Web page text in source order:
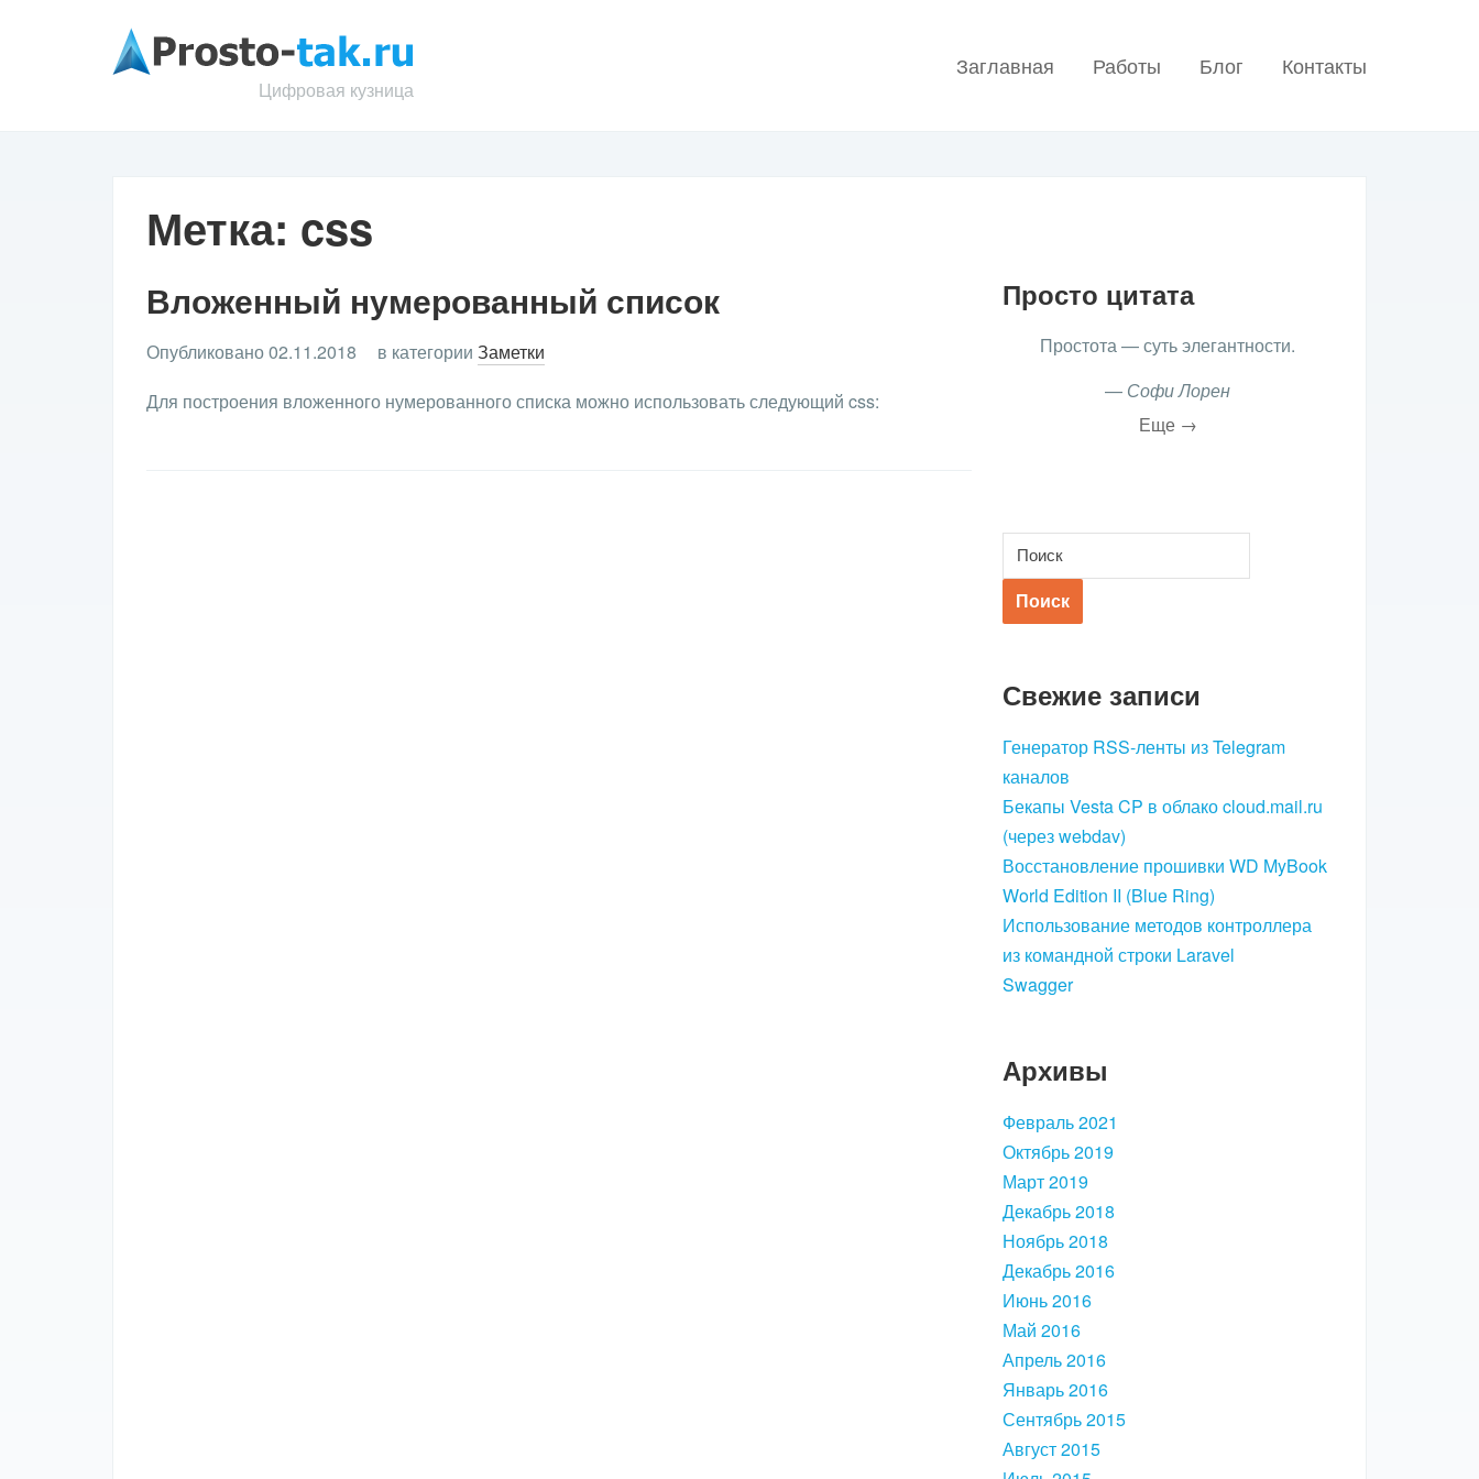
Цифровая кузница
Заглавная Работы Блог Контакты
Метка: css
Вложенный нумерованный список
Опубликовано 02.11.2018 в категории Заметки
Для построения вложенного нумерованного списка можно использовать следующий css:
Просто цитата
Простота — суть элегантности.
— Софи Лорен
Еще →
Свежие записи
Генератор RSS-ленты из Telegram
каналов
Бекапы Vesta CP в облако cloud.mail.ru
(через webdav)
Восстановление прошивки WD MyBook
World Edition II (Blue Ring)
Использование методов контроллера
из командной строки Laravel
Swagger
Архивы
Февраль 2021
Октябрь 2019
Март 2019
Декабрь 2018
Ноябрь 2018
Декабрь 2016
Июнь 2016
Май 2016
Апрель 2016
Январь 2016
Сентябрь 2015
Август 2015